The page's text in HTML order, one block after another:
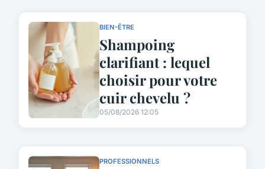
BIEN-ÊTRE
Shampoing
clarifiant : lequel
choisir pour votre
cuir chevelu ?
05/08/2026 12:05
PROFESSIONNELS